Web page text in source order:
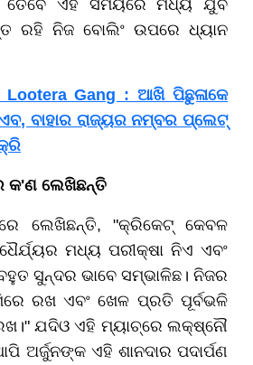
ତେବେ ଏହି ସମୟରେ ମଧ୍ୟ ଯୁବ
ରହି ନିଜ ବୋଲିଂ ଉପରେ ଧ୍ୟାନ
Lootera Gang : ଆଖି ପିଛୁଳାକେ
ବାହାର ରାଜ୍ୟର ନମ୍ବର ପ୍ଲେଟ୍
କ'ଣ ଲେଖିଛନ୍ତି
ଲେଖିଛନ୍ତି, "କ୍ରିକେଟ୍ କେବଳ
ମଧ୍ୟ ପରୀକ୍ଷା ନିଏ ଏବଂ
ସୁନ୍ଦର ଭାବେ ସମ୍ଭାଳିଛ। ନିଜର
ରଖ ଏବଂ ଖେଳ ପ୍ରତି ପୂର୍ବଭଳି
ଯଦିଓ ଏହି ମ୍ୟାଚ୍‌ରେ ଲକ୍ଷ୍ନୌ
ଅର୍ଜୁନଙ୍କ ଏହି ଶାନଦାର ପଦାର୍ପଣ